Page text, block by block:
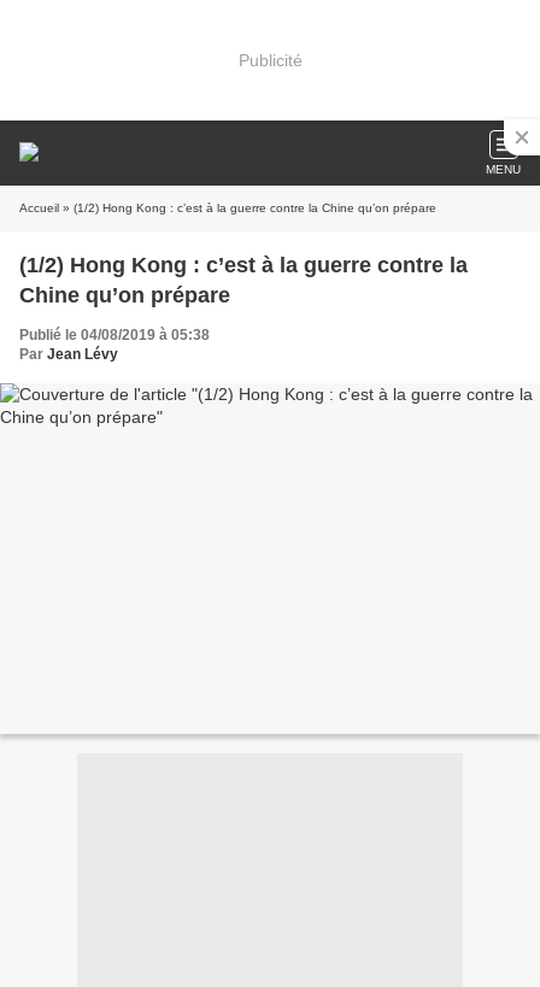
Publicité
MENU
Accueil » (1/2) Hong Kong : c’est à la guerre contre la Chine qu’on prépare
(1/2) Hong Kong : c’est à la guerre contre la
Chine qu’on prépare
Publié le 04/08/2019 à 05:38
Par Jean Lévy